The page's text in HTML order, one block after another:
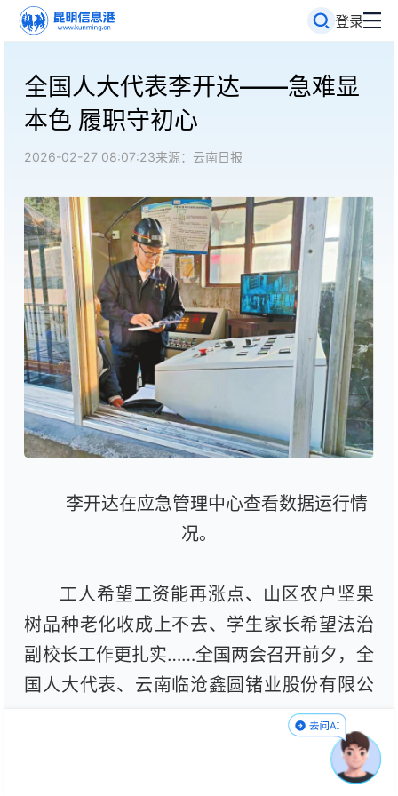
登录
全国人大代表李开达——急难显
本色 履职守初心
2026-02-27 08:07:23来源：云南日报
李开达在应急管理中心查看数据运行情
况。
工人希望工资能再涨点、山区农户坚果
树品种老化收成上不去、学生家长希望法治
副校长工作更扎实……全国两会召开前夕，全
国人大代表、云南临沧鑫圆锗业股份有限公
司副总经理、大寨锗矿矿长、临沧市矿山救
援中心中队长李开达案头堆满厚厚的调研笔